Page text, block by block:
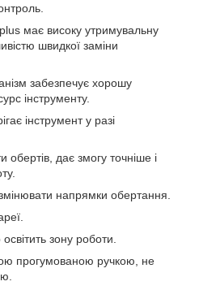
має високу утримувальну
швидкої заміни
забезпечує хорошу
інструменту.
інструмент у разі
дає змогу точніше і
напрямки обертання.
зону роботи.
прогумованою ручкою, не